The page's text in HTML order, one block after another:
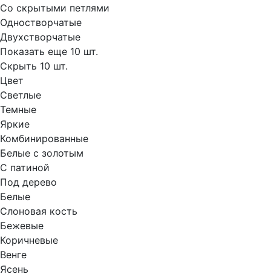
Со скрытыми петлями
Одностворчатые
Двухстворчатые
Показать еще 10 шт.
Скрыть 10 шт.
Цвет
Светлые
Темные
Яркие
Комбинированные
Белые с золотым
С патиной
Под дерево
Белые
Слоновая кость
Бежевые
Коричневые
Венге
Ясень